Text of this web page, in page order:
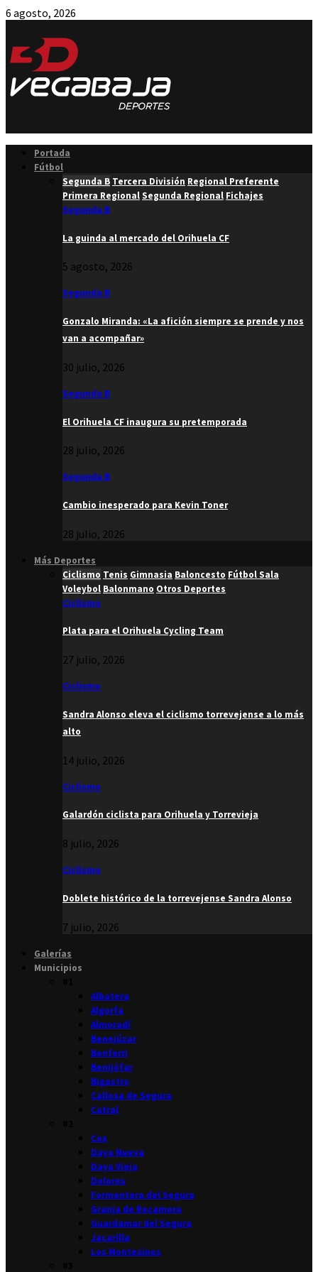
6 agosto, 2026
Portada
Fútbol
Segunda B Tercera División Regional Preferente
Primera RegionalSegunda Regional Fichajes
Segunda B
La guinda al mercado del Orihuela CF
5 agosto, 2026
Segunda B
Gonzalo Miranda: «La afición siempre se prende y nos
van a acompañar»
30 julio, 2026
Segunda B
El Orihuela CF inaugura su pretemporada
28 julio, 2026
Segunda B
Cambio inesperado para Kevin Toner
28 julio, 2026
Más Deportes
Ciclismo Tenis Gimnasia Baloncesto Fútbol Sala
Voleybol Balonmano Otros Deportes
Ciclismo
Plata para el Orihuela Cycling Team
27 julio, 2026
Ciclismo
Sandra Alonso eleva el ciclismo torrevejense a lo más
alto
14 julio, 2026
Ciclismo
Galardón ciclista para Orihuela y Torrevieja
8 julio, 2026
Ciclismo
Doblete histórico de la torrevejense Sandra Alonso
7 julio, 2026
Galerías
Municipios
Albatera
Algorfa
Almoradí
Benejúzar
Benferri
Benijófar
Bigastro
Callosa de Segura
Catral
Cox
Daya Nueva
Daya Vieja
Dolores
Formentera del Segura
Granja de Rocamora
Guardamar del Segura
Jacarilla
Los Montesinos